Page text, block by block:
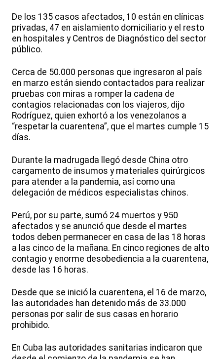
De los 135 casos afectados, 10 están en clínicas
privadas, 47 en aislamiento domiciliario y el resto
en hospitales y Centros de Diagnóstico del sector
público.
Cerca de 50.000 personas que ingresaron al país
en marzo están siendo contactados para realizar
pruebas con miras a romper la cadena de
contagios relacionadas con los viajeros, dijo
Rodríguez, quien exhortó a los venezolanos a
“respetar la cuarentena”, que el martes cumple 15
días.
Durante la madrugada llegó desde China otro
cargamento de insumos y materiales quirúrgicos
para atender a la pandemia, así como una
delegación de médicos especialistas chinos.
Perú, por su parte, sumó 24 muertos y 950
afectados y se anunció que desde el martes
todos deben permanecer en casa de las 18 horas
a las cinco de la mañana. En cinco regiones de alto
contagio y enorme desobediencia a la cuarentena,
desde las 16 horas.
Desde que se inició la cuarentena, el 16 de marzo,
las autoridades han detenido más de 33.000
personas por salir de sus casas en horario
prohibido.
En Cuba las autoridades sanitarias indicaron que